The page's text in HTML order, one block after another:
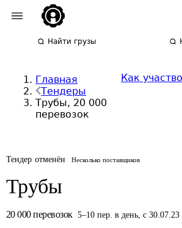
Найти грузы
Главная
Тендеры
Трубы, 20 000
перевозок
Как
Тендер отменён Несколько поставщиков
Трубы
20 000 перевозок 5–10 пер. в день, с